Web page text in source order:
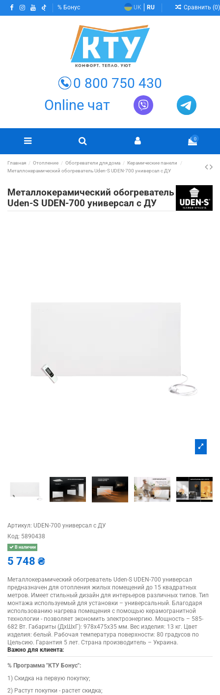
Бонус UK RU Сравнить (0)
0 800 750 430
Online чат
0
Главная Отопление Обогреватели для дома
Керамические панели
Металлокерамический обогреватель Uden-S UDEN-700 универсал с ДУ
Металлокерамический обогреватель
Uden-S UDEN-700 универсал с ДУ
Артикул: UDEN-700 универсал с ДУ
Код: 5890438
В наличии
5 748 ₴
Металлокерамический обогреватель Uden-S UDEN-700 универсал
предназначен для отопления жилых помещений до 15 квадратных
метров. Имеет стильный дизайн для интерьеров различных типов. Тип
монтажа используемый для установки – универсальный. Благодаря
использованию нагрева помещения с помощью керамогранитной
технологии - позволяет экономить электроэнергию. Мощность – 585-
682 Вт. Габариты (ДхШхГ): 978х475х35 мм. Вес изделия: 13 кг. Цвет
изделия: белый. Рабочая температура поверхности: 80 градусов по
Цельсию. Гарантия 5 лет. Страна производитель – Украина.
Важно для клиента:
% Программа "КТУ Бонус":
1) Скидка на первую покупку;
2) Растут покупки - растет скидка;